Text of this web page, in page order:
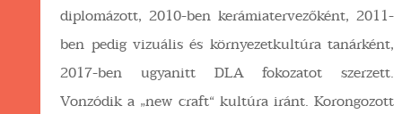
diplomázott, 2010-ben kerámiatervezőként, 2011-
ben pedig vizuális és környezetkultúra tanárként,
2017-ben ugyanitt DLA fokozatot szerzett.
Vonzódik a „new craft“ kultúra iránt. Korongozott